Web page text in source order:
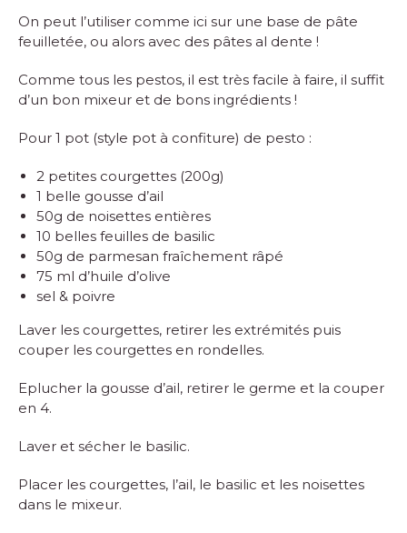
On peut l’utiliser comme ici sur une base de pâte
feuilletée, ou alors avec des pâtes al dente !
Comme tous les pestos, il est très facile à faire, il suffit
d’un bon mixeur et de bons ingrédients !
Pour 1 pot (style pot à confiture) de pesto :
2 petites courgettes (200g)
1 belle gousse d’ail
50g de noisettes entières
10 belles feuilles de basilic
50g de parmesan fraîchement râpé
75 ml d’huile d’olive
sel & poivre
Laver les courgettes, retirer les extrémités puis
couper les courgettes en rondelles.
Eplucher la gousse d’ail, retirer le germe et la couper
en 4.
Laver et sécher le basilic.
Placer les courgettes, l’ail, le basilic et les noisettes
dans le mixeur.